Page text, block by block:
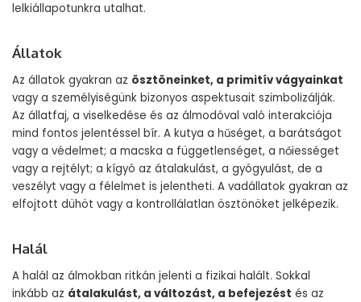
lelkiállapotunkra utalhat.
Állatok
Az állatok gyakran az ösztöneinket, a primitív vágyainkat
vagy a személyiségünk bizonyos aspektusait szimbolizálják.
Az állatfaj, a viselkedése és az álmodóval való interakciója
mind fontos jelentéssel bír. A kutya a hűséget, a barátságot
vagy a védelmet; a macska a függetlenséget, a nőiességet
vagy a rejtélyt; a kígyó az átalakulást, a gyógyulást, de a
veszélyt vagy a félelmet is jelentheti. A vadállatok gyakran az
elfojtott dühöt vagy a kontrollálatlan ösztönöket jelképezik.
Halál
A halál az álmokban ritkán jelenti a fizikai halált. Sokkal
inkább az átalakulást, a változást, a befejezést és az